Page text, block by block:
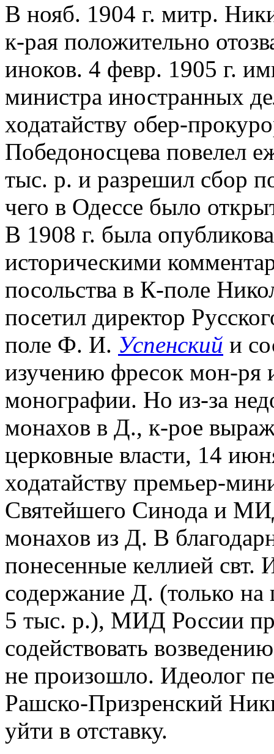
В нояб. 1904 г. митр.
к-рая положительно
иноков. 4 февр. 1905 г.
министра иностранных
ходатайству обер-
Победоносцева повелел
тыс. р. и разрешил сбор
чего в Одессе было
В 1908 г. была
историческими
посольства в К-поле
посетил директор
поле Ф. И. Успенский и
изучению фресок мон-
монографии. Но из-за
монахов в Д., к-рое
церковные власти, 14
ходатайству премьер-
Святейшего Синода и
монахов из Д. В
понесенные келлией свт.
содержание Д. (только на
5 тыс. р.), МИД России
содействовать
не произошло. Идеолог
Рашско-Призренский
уйти в отставку.